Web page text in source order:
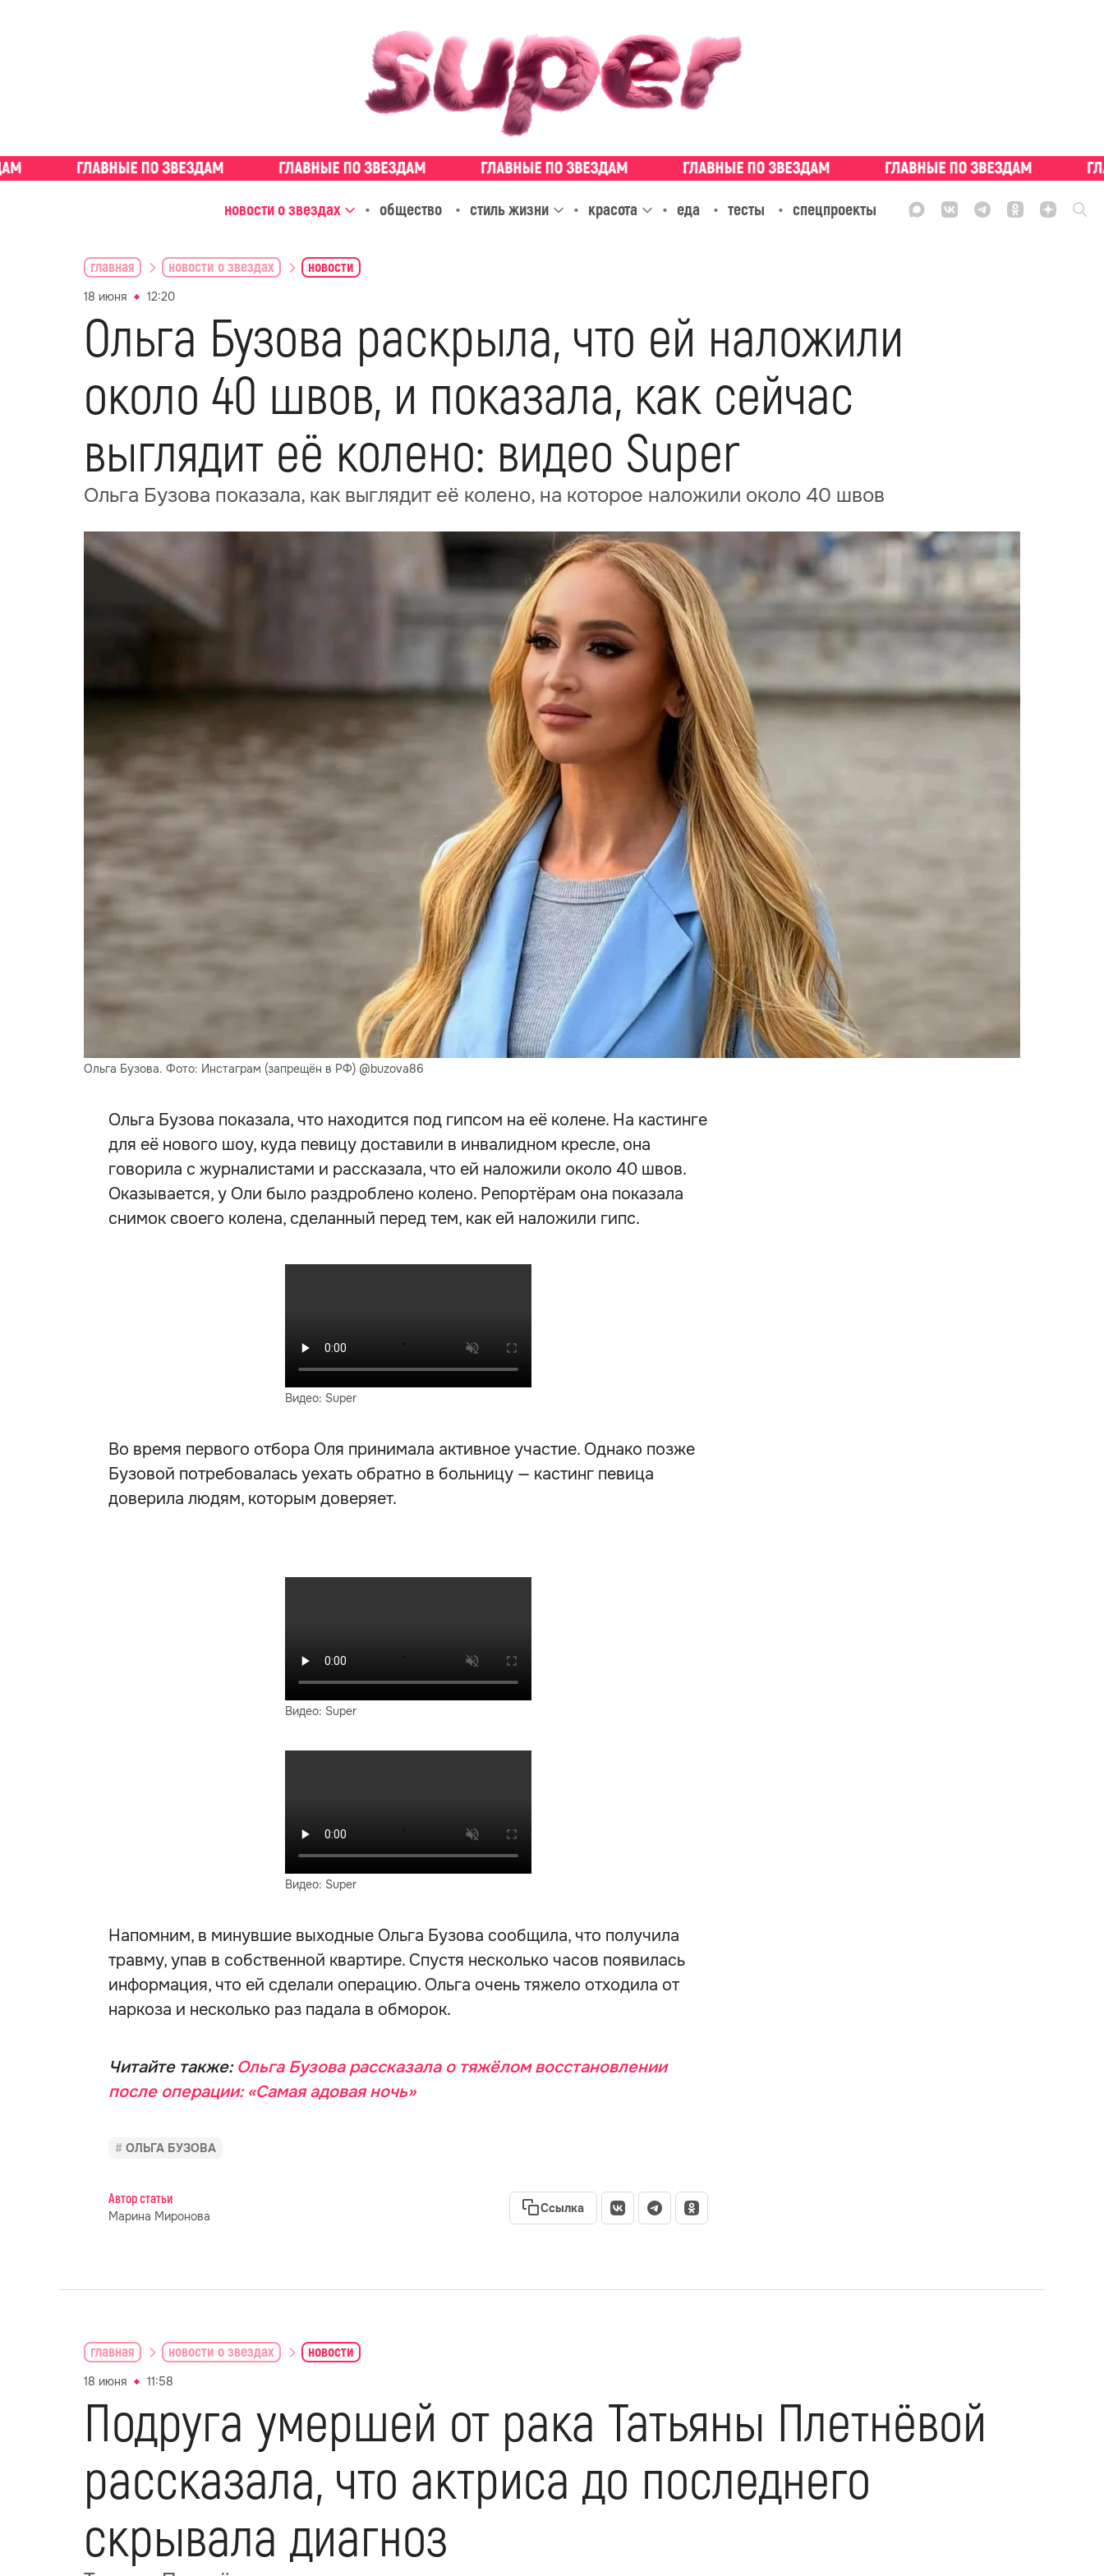
новости о звездах общество стиль жизни красота еда тесты спецпроекты
главная новости о звездах новости
18 июня 12:20
Ольга Бузова раскрыла, что ей наложили
около 40 швов, и показала, как сейчас
выглядит её колено: видео Super
Ольга Бузова показала, как выглядит её колено, на которое наложили около 40 швов
Ольга Бузова. Фото: Инстаграм (запрещён в РФ) @buzova86
Ольга Бузова показала, что находится под гипсом на её колене. На кастинге
для её нового шоу, куда певицу доставили в инвалидном кресле, она
говорила с журналистами и рассказала, что ей наложили около 40 швов.
Оказывается, у Оли было раздроблено колено. Репортёрам она показала
снимок своего колена, сделанный перед тем, как ей наложили гипс.
Видео: Super
Во время первого отбора Оля принимала активное участие. Однако позже
Бузовой потребовалась уехать обратно в больницу — кастинг певица
доверила людям, которым доверяет.
Видео: Super
Видео: Super
Напомним, в минувшие выходные Ольга Бузова сообщила, что получила
травму, упав в собственной квартире. Спустя несколько часов появилась
информация, что ей сделали операцию. Ольга очень тяжело отходила от
наркоза и несколько раз падала в обморок.
Читайте также: Ольга Бузова рассказала о тяжёлом восстановлении
после операции: «Самая адовая ночь»
ОЛЬГА БУЗОВА
Автор статьи
Марина Миронова
Ссылка
главная новости о звездах новости
18 июня 11:58
Подруга умершей от рака Татьяны Плетнёвой
рассказала, что актриса до последнего
скрывала диагноз